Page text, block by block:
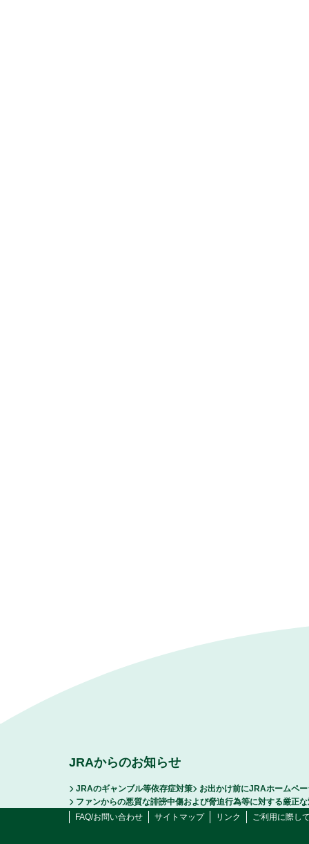
JRAからのお知らせ
JRAのギャンブル等依存症対策
お出かけ前にJRAホームペ
ファンからの悪質な誹謗中傷および脅迫行為等に対する厳正
FAQ/お問い合わせ
サイトマップ リンク ご利用に際し